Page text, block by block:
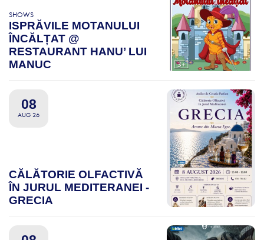
SHOWS
ISPRĂVILE MOTANULUI
ÎNCĂLȚAT @
RESTAURANT HANU’ LUI
MANUC
08
AUG 26
CĂLĂTORIE OLFACTIVĂ
ÎN JURUL MEDITERANEI -
GRECIA